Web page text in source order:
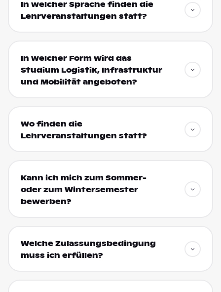
In welcher Sprache finden die
Lehrveranstaltungen statt?
In welcher Form wird das
Studium Logistik, Infrastruktur
und Mobilität angeboten?
Wo finden die
Lehrveranstaltungen statt?
Kann ich mich zum Sommer-
oder zum Wintersemester
bewerben?
Welche Zulassungsbedingung
muss ich erfüllen?